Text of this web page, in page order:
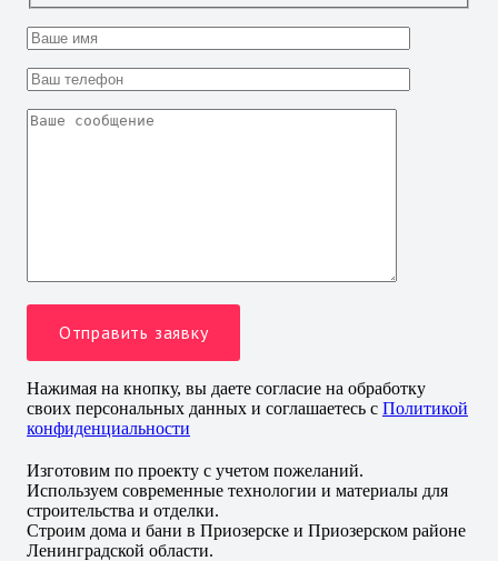
Нажимая на кнопку, вы даете согласие на обработку
своих персональных данных и соглашаетесь с Политикой
конфиденциальности
Изготовим по проекту с учетом пожеланий.
Используем современные технологии и материалы для
строительства и отделки.
Строим дома и бани в Приозерске и Приозерском районе
Ленинградской области.